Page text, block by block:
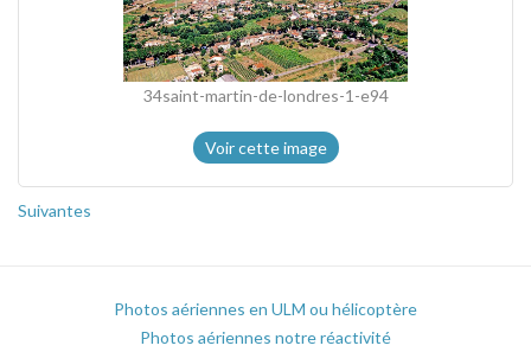
34saint-martin-de-londres-1-e94
Voir cette image
Suivantes
Photos aériennes en ULM ou hélicoptère
Photos aériennes notre réactivité